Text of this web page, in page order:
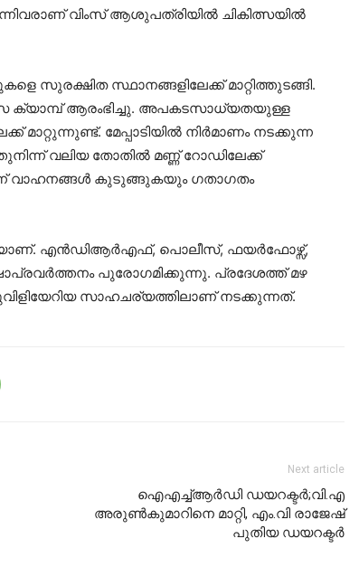
വിംസ് ആശുപത്രിയില്‍ ചികിത്സയില്‍
സുരക്ഷിത സ്ഥാനങ്ങളിലേക്ക് മാറ്റിത്തുടങ്ങി.
ക്യാമ്പ് ആരംഭിച്ചു. അപകടസാധ്യതയുള്ള
മേപ്പാടിയില്‍ നിര്‍മാണം നടക്കുന്ന
വലിയ തോതില്‍ മണ്ണ് റോഡിലേക്ക്
വാഹനങ്ങള്‍ കുടുങ്ങുകയും ഗതാഗതം
എന്‍ഡിആര്‍എഫ്, പൊലീസ്, ഫയര്‍ഫോഴ്സ്,
പുരോഗമിക്കുന്നു. പ്രദേശത്ത് മഴ
സാഹചര്യത്തിലാണ് നടക്കുന്നത്.
Next article
ഐഎച്ച്ആർഡി ഡയറക്ടർ;വി.എ
അരുൺകുമാറിനെ മാറ്റി, എം.വി രാജേഷ്
പുതിയ ഡയറക്ടർ